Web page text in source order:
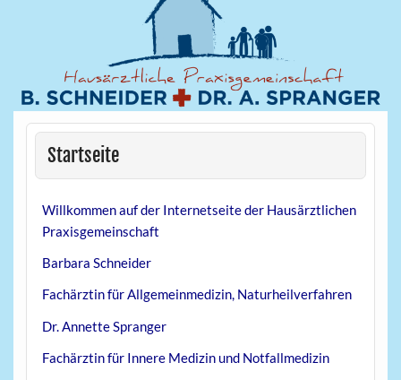
Startseite
Willkommen auf der Internetseite der Hausärztlichen
Praxisgemeinschaft
Barbara Schneider
Fachärztin für Allgemeinmedizin, Naturheilverfahren
Dr. Annette Spranger
Fachärztin für Innere Medizin und Notfallmedizin